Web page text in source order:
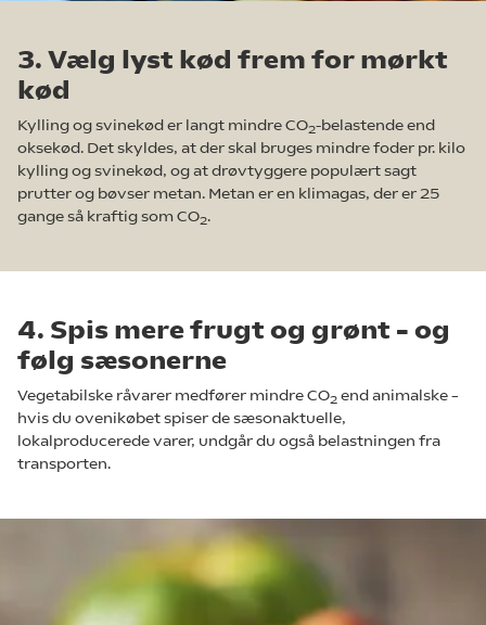
3. Vælg lyst kød frem for mørkt
kød
Kylling og svinekød er langt mindre CO2-belastende end
oksekød. Det skyldes, at der skal bruges mindre foder pr. kilo
kylling og svinekød, og at drøvtyggere populært sagt
prutter og bøvser metan. Metan er en klimagas, der er 25
gange så kraftig som CO2.
4. Spis mere frugt og grønt – og
følg sæsonerne
Vegetabilske råvarer medfører mindre CO2 end animalske –
hvis du ovenikøbet spiser de sæsonaktuelle,
lokalproducerede varer, undgår du også belastningen fra
transporten.